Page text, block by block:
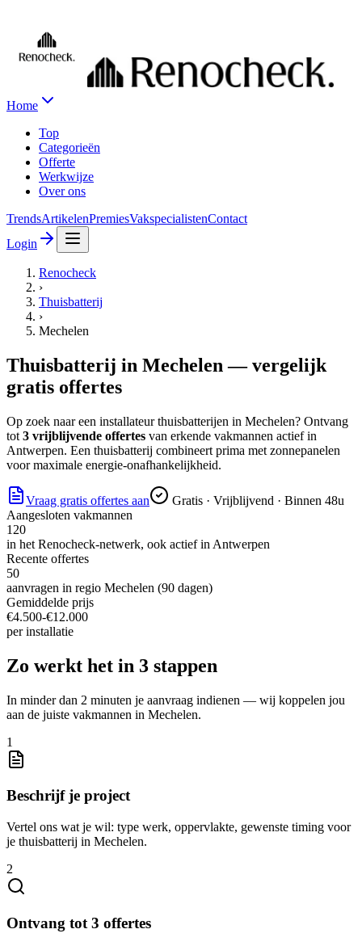
Home
Top
Categorieën
Offerte
Werkwijze
Over ons
TrendsArtikelenPremiesVakspecialistenContact
Login
Renocheck
›
Thuisbatterij
›
Mechelen
Thuisbatterij in Mechelen — vergelijk
gratis offertes
Op zoek naareen installateur thuisbatterijen in Mechelen? Ontvang
tot 3 vrijblijvende offertes van erkende vakmannen actief in
Antwerpen. Een thuisbatterij combineert prima met zonnepanelen
voor maximale energie-onafhankelijkheid.
Vraag gratis offertes aan
Gratis · Vrijblijvend · Binnen 48u
Aangesloten vakmannen
120
in het Renocheck-netwerk, ook actief in Antwerpen
Recente offertes
50
aanvragen in regio Mechelen (90 dagen)
Gemiddelde prijs
€4.500-€12.000
perinstallatie
Zo werkt het in 3 stappen
In minder dan 2 minuten je aanvraag indienen — wij koppelen jou
aan de juiste vakmannen in Mechelen.
1
Beschrijf je project
Vertel ons wat je wil: type werk, oppervlakte, gewenste timing voor
je thuisbatterij in Mechelen.
2
Ontvang tot 3 offertes